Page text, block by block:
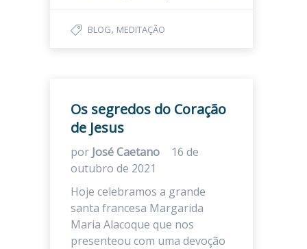
BLOG, MEDITAÇÃO
Os segredos do Coração
de Jesus
por José Caetano
16 de
outubro de 2021
Hoje celebramos a grande
santa francesa Margarida
Maria Alacoque que nos
presenteou com uma devoção